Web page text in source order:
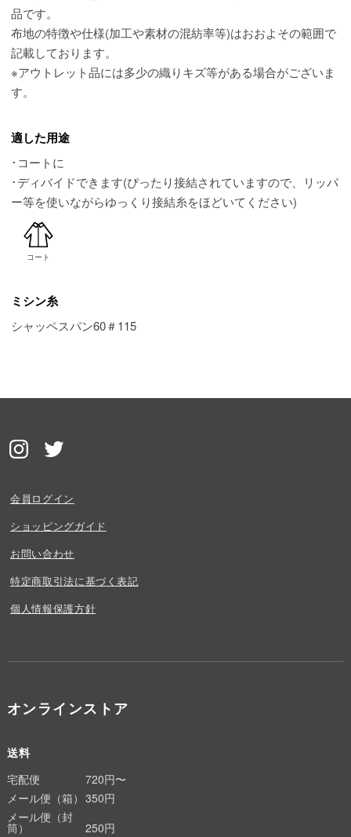
品です。
布地の特徴や仕様(加工や素材の混紡率等)はおおよその範囲で
記載しております。
※アウトレット品には多少の織りキズ等がある場合がございま
す。
適した用途
･コートに
･ディバイドできます(ぴったり接結されていますので、リッパ
ー等を使いながらゆっくり接結糸をほどいてください)
コート
ミシン糸
シャッペスパン60＃115
会員ログイン
ショッピングガイド
お問い合わせ
特定商取引法に基づく表記
個人情報保護方針
オンラインストア
送料
宅配便
720円〜
メール便（箱） 350円
メール便（封
筒）
250円